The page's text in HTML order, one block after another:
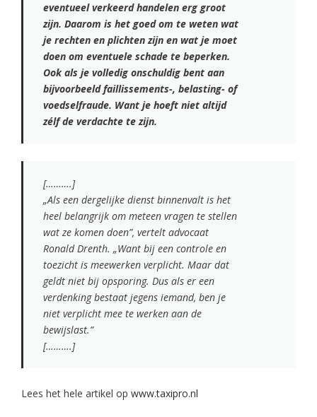
eventueel verkeerd handelen erg groot
zijn. Daarom is het goed om te weten wat
je rechten en plichten zijn en wat je moet
doen om eventuele schade te beperken.
Ook als je volledig onschuldig bent aan
bijvoorbeeld faillissements-, belasting- of
voedselfraude. Want je hoeft niet altijd
zélf de verdachte te zijn.
[……….]
„Als een dergelijke dienst binnenvalt is het
heel belangrijk om meteen vragen te stellen
wat ze komen doen”, vertelt advocaat
Ronald Drenth. „Want bij een controle en
toezicht is meewerken verplicht. Maar dat
geldt niet bij opsporing. Dus als er een
verdenking bestaat jegens iemand, ben je
niet verplicht mee te werken aan de
bewijslast.”
[……….]
Lees het hele artikel op www.taxipro.nl